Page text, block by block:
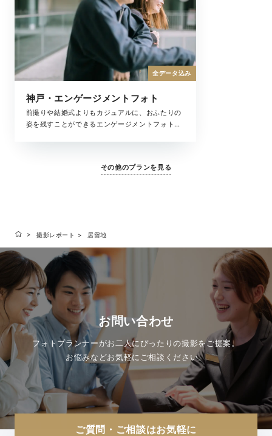
神戸・エンゲージメントフォト
前撮りや結婚式よりもカジュアルに、おふたりの
姿を残すことができるエンゲージメントフォト。
全データ込み
その他のプランを見る
撮影レポート 居留地
お問い合わせ
フォトプランナーがお二人にぴったりの撮影をご提案。
お悩みなどお気軽にご相談ください。
ご質問・ご相談はお気軽に